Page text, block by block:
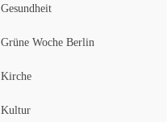
Gesundheit
Grüne Woche Berlin
Kirche
Kultur